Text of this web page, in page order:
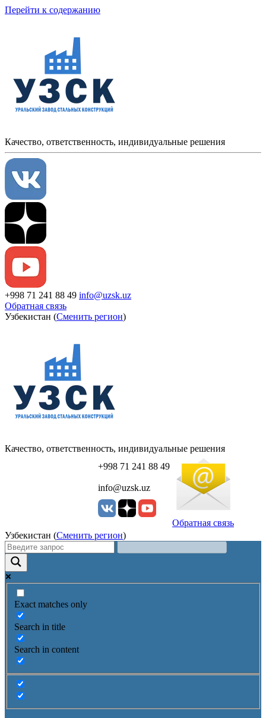
Перейти к содержанию
Качество, ответственность, индивидуальные решения
+998 71 241 88 49 info@uzsk.uz
Обратная связь
Узбекистан (Сменить регион)
Качество, ответственность, индивидуальные решения
+998 71 241 88 49
info@uzsk.uz
Обратная связь
Узбекистан (Сменить регион)
Exact matches only
Search in title
Search in content